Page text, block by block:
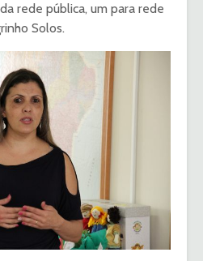
rede pública, um para rede
Solos.